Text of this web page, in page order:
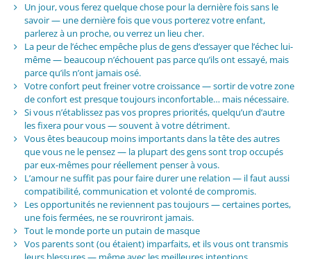
Un jour, vous ferez quelque chose pour la dernière fois sans le
savoir — une dernière fois que vous porterez votre enfant,
parlerez à un proche, ou verrez un lieu cher.
La peur de l’échec empêche plus de gens d’essayer que l’échec lui-
même — beaucoup n’échouent pas parce qu’ils ont essayé, mais
parce qu’ils n’ont jamais osé.
Votre confort peut freiner votre croissance — sortir de votre zone
de confort est presque toujours inconfortable… mais nécessaire.
Si vous n’établissez pas vos propres priorités, quelqu’un d’autre
les fixera pour vous — souvent à votre détriment.
Vous êtes beaucoup moins importants dans la tête des autres
que vous ne le pensez — la plupart des gens sont trop occupés
par eux-mêmes pour réellement penser à vous.
L’amour ne suffit pas pour faire durer une relation — il faut aussi
compatibilité, communication et volonté de compromis.
Les opportunités ne reviennent pas toujours — certaines portes,
une fois fermées, ne se rouvriront jamais.
Tout le monde porte un putain de masque
Vos parents sont (ou étaient) imparfaits, et ils vous ont transmis